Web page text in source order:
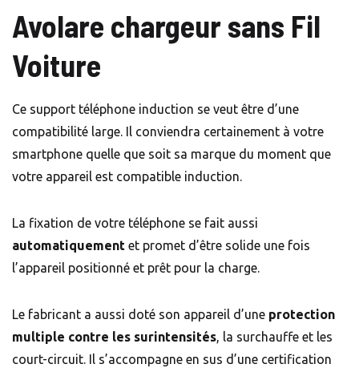
Avolare chargeur sans Fil
Voiture
Ce support téléphone induction se veut être d’une
compatibilité large. Il conviendra certainement à votre
smartphone quelle que soit sa marque du moment que
votre appareil est compatible induction.
La fixation de votre téléphone se fait aussi
automatiquement et promet d’être solide une fois
l’appareil positionné et prêt pour la charge.
Le fabricant a aussi doté son appareil d’une protection
multiple contre les surintensités, la surchauffe et les
court-circuit. Il s’accompagne en sus d’une certification